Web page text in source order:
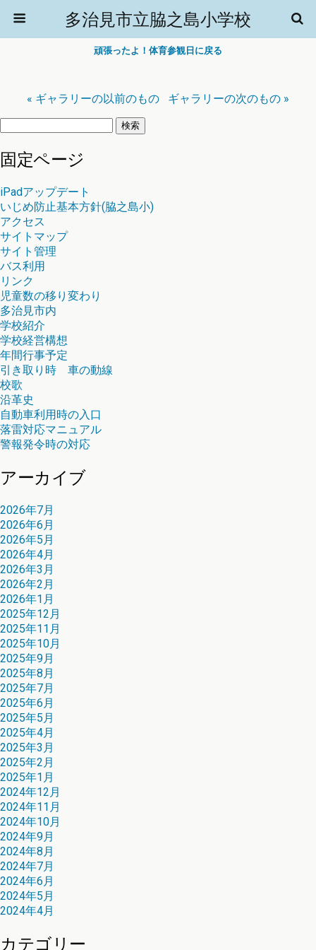
多治見市立脇之島小学校
頑張ったよ！体育参観日に戻る
« ギャラリーの以前のもの
ギャラリーの次のもの »
検
固定ページ
iPadアップデート
いじめ防止基本方針(脇之島小)
アクセス
サイトマップ
サイト管理
バス利用
リンク
児童数の移り変わり
多治見市内
学校紹介
学校経営構想
年間行事予定
引き取り時 車の動線
校歌
沿革史
自動車利用時の入口
落雷対応マニュアル
警報発令時の対応
アーカイブ
2026年7月
2026年6月
2026年5月
2026年4月
2026年3月
2026年2月
2026年1月
2025年12月
2025年11月
2025年10月
2025年9月
2025年8月
2025年7月
2025年6月
2025年5月
2025年4月
2025年3月
2025年2月
2025年1月
2024年12月
2024年11月
2024年10月
2024年9月
2024年8月
2024年7月
2024年6月
2024年5月
2024年4月
カテゴリー